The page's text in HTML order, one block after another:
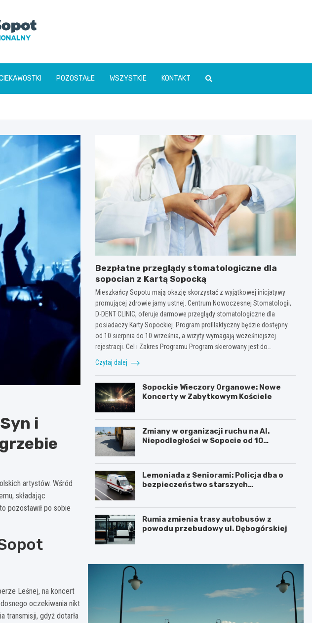
POZOSTAŁE WSZYSTKIE KONTAKT
i
artystów. Wśród
składając
pozostawił po sobie
Leśnej, na koncert
oczekiwania nikt
transmisji, gdyż dotarła
Bezpłatne przeglądy stomatologiczne dla
sopocian z Kartą Sopocką
Mieszkańcy Sopotu mają okazję skorzystać z wyjątkowej inicjatywy
promującej zdrowie jamy ustnej. Centrum Nowoczesnej Stomatologii,
D-DENT CLINIC, oferuje darmowe przeglądy stomatologiczne dla
posiadaczy Karty Sopockiej. Program profilaktyczny będzie dostępny
od 10 sierpnia do 10 września, a wizyty wymagają wcześniejszej
rejestracji. Cel i Zakres Programu Program skierowany jest do…
Czytaj dalej
Sopockie Wieczory Organowe: Nowe
Koncerty w Zabytkowym Kościele
Zmiany w organizacji ruchu na Al.
Niepodległości w Sopocie od 10
Lemoniada z Seniorami: Policja dba o
bezpieczeństwo starszych
Rumia zmienia trasy autobusów z
powodu przebudowy ul. Dębogórskiej